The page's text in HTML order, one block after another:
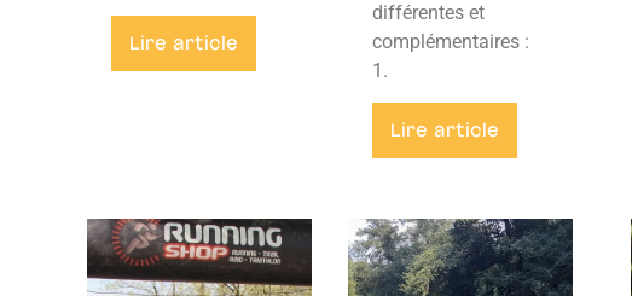
Lire article
différentes et
complémentaires :
1.
Lire article